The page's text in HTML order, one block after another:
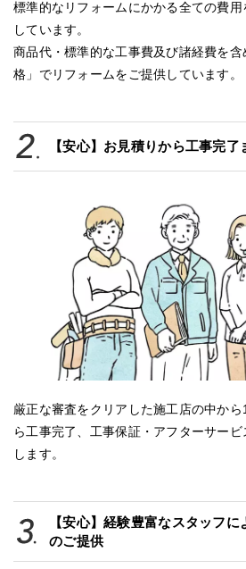
標準的なリフォームにかかる全ての費
しています。
商品代・標準的な工事費及び諸経費を
格」でリフォームをご提供しています。
【安心】お見積りから工事完了
厳正な審査をクリアした施工店の中か
ら工事完了、工事保証・アフターサー
します。
【安心】経験豊富なスタッフ
のご提供